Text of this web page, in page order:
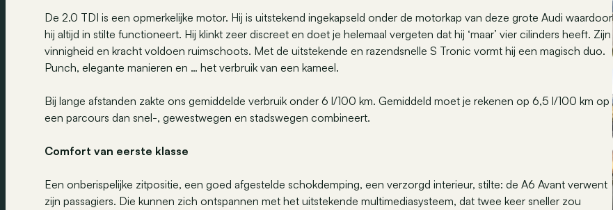
De 2.0 TDI is een opmerkelijke motor. Hij is uitstekend ingekapseld onder de motorkap van deze grote Audi waardoor
hij altijd in stilte functioneert. Hij klinkt zeer discreet en doet je helemaal vergeten dat hij ‘maar’ vier cilinders heeft. Zijn
vinnigheid en kracht voldoen ruimschoots. Met de uitstekende en razendsnelle S Tronic vormt hij een magisch duo.
Punch, elegante manieren en … het verbruik van een kameel.
Bij lange afstanden zakte ons gemiddelde verbruik onder 6 l/100 km. Gemiddeld moet je rekenen op 6,5 l/100 km op
een parcours dan snel-, gewestwegen en stadswegen combineert.
Comfort van eerste klasse
Een onberispelijke zitpositie, een goed afgestelde schokdemping, een verzorgd interieur, stilte: de A6 Avant verwent
zijn passagiers. Die kunnen zich ontspannen met het uitstekende multimediasysteem, dat twee keer sneller zou